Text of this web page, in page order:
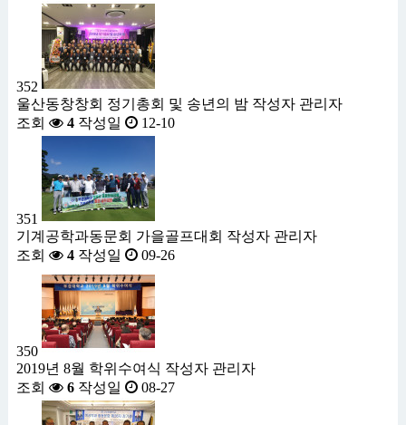
352
울산동창창회 정기총회 및 송년의 밤 작성자 관리자
조회
4 작성일 12-10
351
기계공학과동문회 가을골프대회 작성자 관리자
조회
4 작성일 09-26
350
2019년 8월 학위수여식 작성자 관리자
조회
6 작성일 08-27